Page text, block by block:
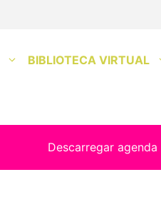
BIBLIOTECA VIRTUAL
Descarregar